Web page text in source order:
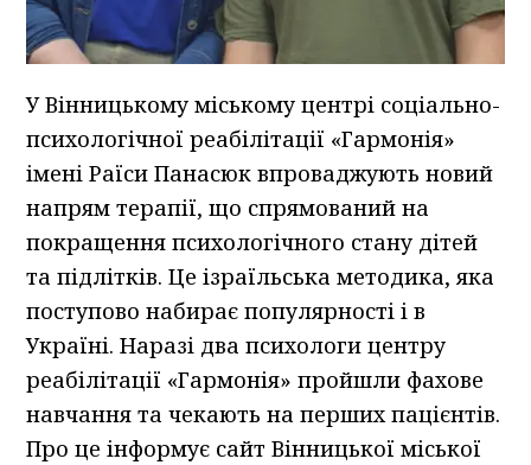
У Вінницькому міському центрі соціально-
психологічної реабілітації «Гармонія»
імені Раїси Панасюк впроваджують новий
напрям терапії, що спрямований на
покращення психологічного стану дітей
та підлітків. Це ізраїльська методика, яка
поступово набирає популярності і в
Україні. Наразі два психологи центру
реабілітації «Гармонія» пройшли фахове
навчання та чекають на перших пацієнтів.
Про це інформує сайт Вінницької міської